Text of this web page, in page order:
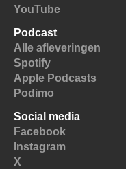
YouTube
Podcast
Alle afleveringen
Spotify
Apple Podcasts
Podimo
Social media
Facebook
Instagram
X